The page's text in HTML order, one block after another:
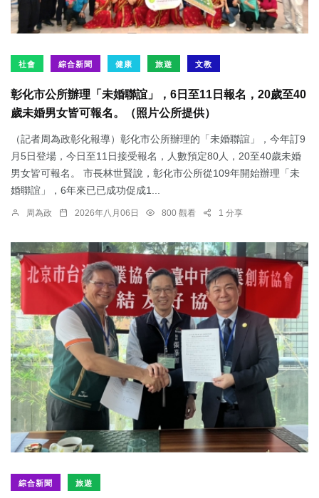
社會 綜合新聞 健康 旅遊 文教
彰化市公所辦理「未婚聯誼」，6日至11日報名，20歲至40
歲未婚男女皆可報名。（照片公所提供）
（記者周為政彰化報導）彰化市公所辦理的「未婚聯誼」，今年訂9
月5日登場，今日至11日接受報名，人數預定80人，20至40歲未婚
男女皆可報名。 市長林世賢說，彰化市公所從109年開始辦理「未
婚聯誼」，6年來已已成功促成1...
周為政 2026年八月06日 800 觀看 1 分享
綜合新聞 旅遊